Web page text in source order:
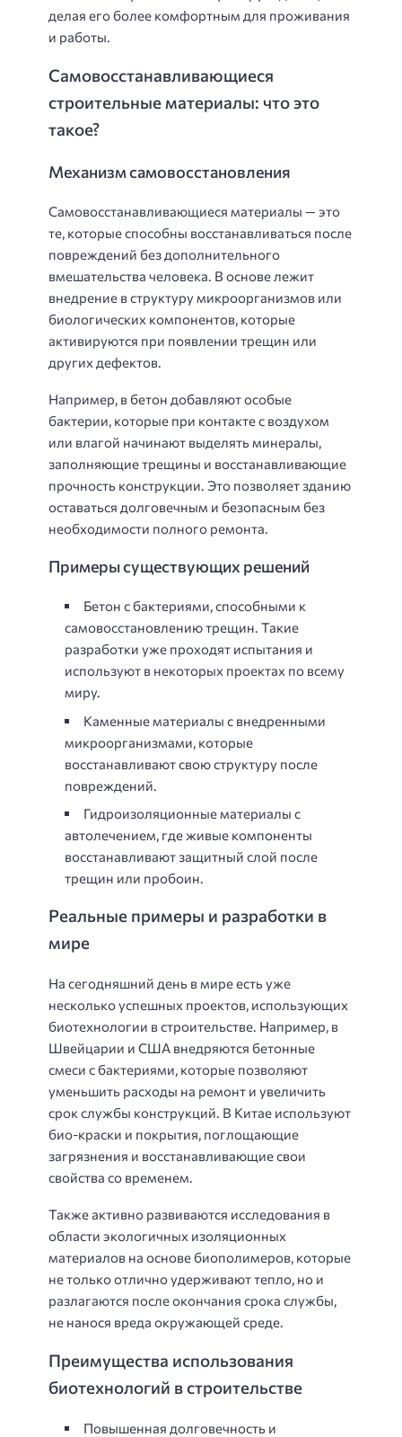
делая его более комфортным для проживания
и работы.
Самовосстанавливающиеся
строительные материалы: что это
такое?
Механизм самовосстановления
Самовосстанавливающиеся материалы — это
те, которые способны восстанавливаться после
повреждений без дополнительного
вмешательства человека. В основе лежит
внедрение в структуру микроорганизмов или
биологических компонентов, которые
активируются при появлении трещин или
других дефектов.
Например, в бетон добавляют особые
бактерии, которые при контакте с воздухом
или влагой начинают выделять минералы,
заполняющие трещины и восстанавливающие
прочность конструкции. Это позволяет зданию
оставаться долговечным и безопасным без
необходимости полного ремонта.
Примеры существующих решений
Бетон с бактериями, способными к
самовосстановлению трещин. Такие
разработки уже проходят испытания и
используют в некоторых проектах по всему
миру.
Каменные материалы с внедренными
микроорганизмами, которые
восстанавливают свою структуру после
повреждений.
Гидроизоляционные материалы с
автолечением, где живые компоненты
восстанавливают защитный слой после
трещин или пробоин.
Реальные примеры и разработки в
мире
На сегодняшний день в мире есть уже
несколько успешных проектов, использующих
биотехнологии в строительстве. Например, в
Швейцарии и США внедряются бетонные
смеси с бактериями, которые позволяют
уменьшить расходы на ремонт и увеличить
срок службы конструкций. В Китае используют
био-краски и покрытия, поглощающие
загрязнения и восстанавливающие свои
свойства со временем.
Также активно развиваются исследования в
области экологичных изоляционных
материалов на основе биополимеров, которые
не только отлично удерживают тепло, но и
разлагаются после окончания срока службы,
не нанося вреда окружающей среде.
Преимущества использования
биотехнологий в строительстве
Повышенная долговечность и